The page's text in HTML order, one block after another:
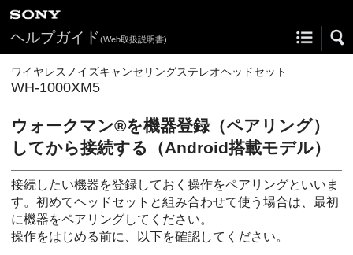
ヘルプガイド(Web取扱説明書)
ワイヤレスノイズキャンセリングステレオヘッドセット
WH-1000XM5
ウォークマン®を機器登録（ペアリング）
してから接続する（Android搭載モデル）
接続したい機器を登録しておく操作をペアリングといいま
す。初めてヘッドセットと組み合わせて使う場合は、最初
に機器をペアリングしてください。
操作をはじめる前に、以下を確認してください。